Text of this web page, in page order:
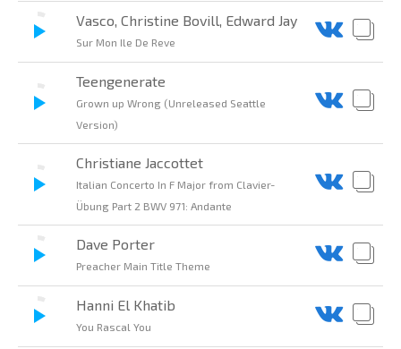
Vasco, Christine Bovill, Edward Jay
Sur Mon Ile De Reve
Teengenerate
Grown up Wrong (Unreleased Seattle
Version)
Christiane Jaccottet
Italian Concerto In F Major from Clavier-
Übung Part 2 BWV 971: Andante
Dave Porter
Preacher Main Title Theme
Hanni El Khatib
You Rascal You